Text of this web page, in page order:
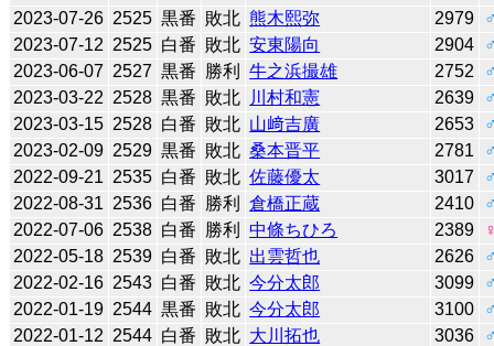
2023-07-26 2525 黒番 敗北 熊木熙弥 2979
2023-07-12 2525 白番 敗北 安東陽向 2904
2023-06-07 2527 黒番 勝利 牛之浜撮雄 2752
2023-03-22 2528 黒番 敗北 川村和憲 2639
2023-03-15 2528 白番 敗北 山﨑吉廣 2653
2023-02-09 2529 黒番 敗北 桑本晋平 2781
2022-09-21 2535 白番 敗北 佐藤優太 3017
2022-08-31 2536 白番 勝利 倉橋正蔵 2410
2022-07-06 2538 白番 勝利 中條ちひろ 2389
2022-05-18 2539 白番 敗北 出雲哲也 2626
2022-02-16 2543 白番 敗北 今分太郎 3099
2022-01-19 2544 黒番 敗北 今分太郎 3100
2022-01-12 2544 白番 敗北 大川拓也 3036